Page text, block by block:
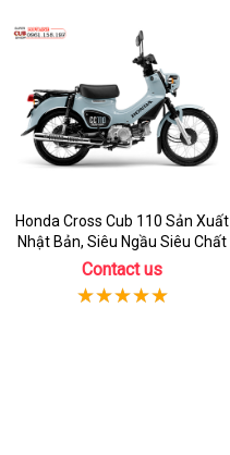
Honda Cross Cub 110 Sản Xuất
Nhật Bản, Siêu Ngầu Siêu Chất
Contact us